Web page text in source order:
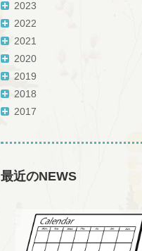
2023
2022
2021
2020
2019
2018
2017
最近のNEWS